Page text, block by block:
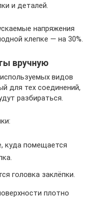
и деталей.
напряжения
клепке — на 30%.
вручную
видов
для тех соединений,
разбираться.
куда помещается
головка заклёпки.
плотно